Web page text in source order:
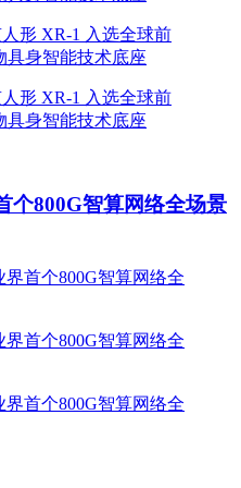
个800G智算网络全场景